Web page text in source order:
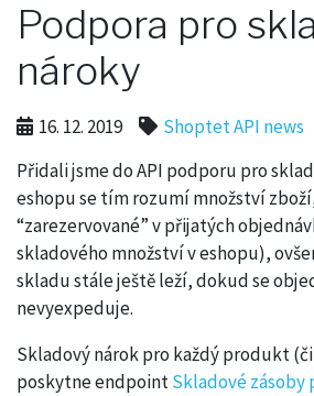
Podpora pro
nároky
16. 12. 2019
Shoptet API news
Přidali jsme do API podporu pro
eshopu se tím rozumí množství
“zarezervované” v přijatých
skladového množství v eshopu),
skladu stále ještě leží, dokud se
nevyexpeduje.
Skladový nárok pro každý produkt
poskytne endpointSkladové